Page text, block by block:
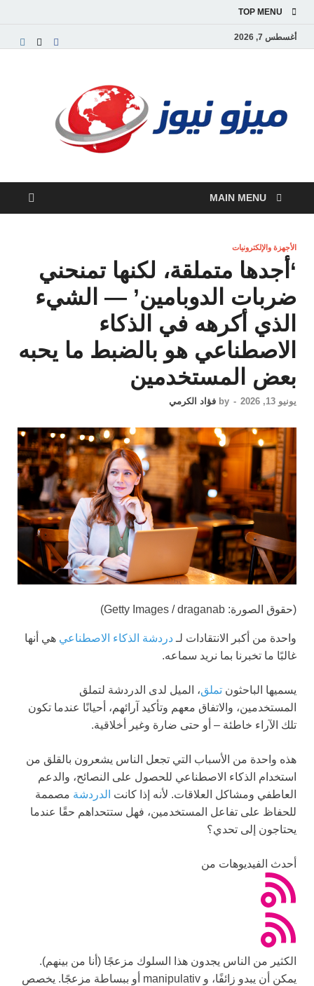
TOP MENU
أغسطس 7, 2026
MAIN MENU
الأجهزة والإلكترونيات
‘أجدها متملقة، لكنها تمنحني
ضربات الدوبامين’ — الشيء
الذي أكرهه في الذكاء
الاصطناعي هو بالضبط ما يحبه
بعض المستخدمين
يونيو 13, 2026 -
by فؤاد الكرمي
(حقوق الصورة: Getty Images / draganab)
واحدة من أكبر الانتقادات لـ دردشة الذكاء الاصطناعي هي أنها
غالبًا ما تخبرنا بما نريد سماعه.
يسميها الباحثون تملق، الميل لدى الدردشة لتملق
المستخدمين، والاتفاق معهم وتأكيد آرائهم، أحيانًا عندما تكون
تلك الآراء خاطئة – أو حتى ضارة وغير أخلاقية.
هذه واحدة من الأسباب التي تجعل الناس يشعرون بالقلق من
استخدام الذكاء الاصطناعي للحصول على النصائح، والدعم
العاطفي ومشاكل العلاقات. لأنه إذا كانت الدردشة مصممة
للحفاظ على تفاعل المستخدمين، فهل ستتحداهم حقًا عندما
يحتاجون إلى تحدي؟
أحدث الفيديوهات من
الكثير من الناس يجدون هذا السلوك مزعجًا (أنا من بينهم).
يمكن أن يبدو زائفًا، و manipulativ أو ببساطة مزعجًا. يخصص